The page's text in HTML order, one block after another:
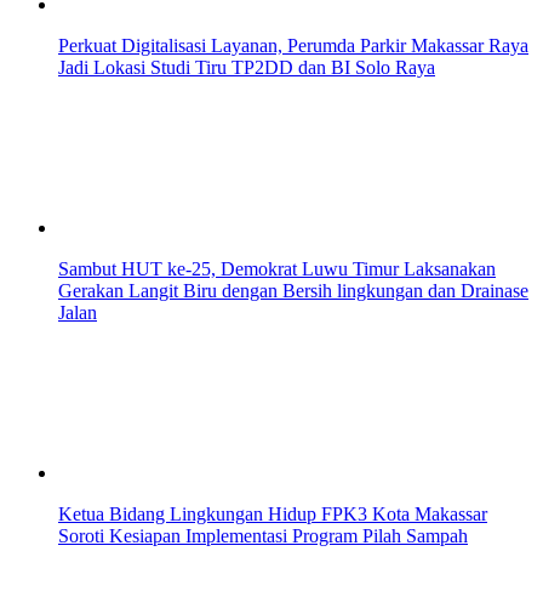
Perkuat Digitalisasi Layanan, Perumda Parkir Makassar Raya
Jadi Lokasi Studi Tiru TP2DD dan BI Solo Raya
Sambut HUT ke-25, Demokrat Luwu Timur Laksanakan
Gerakan Langit Biru dengan Bersih lingkungan dan Drainase
Jalan
Ketua Bidang Lingkungan Hidup FPK3 Kota Makassar
Soroti Kesiapan Implementasi Program Pilah Sampah